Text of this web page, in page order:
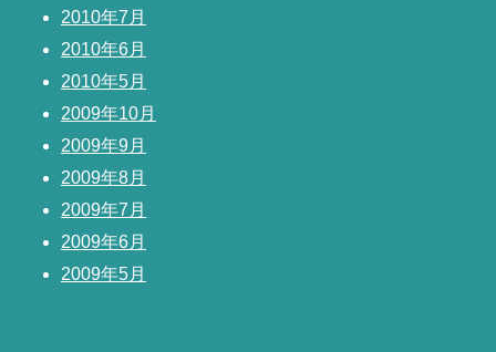
2010年7月
2010年6月
2010年5月
2009年10月
2009年9月
2009年8月
2009年7月
2009年6月
2009年5月